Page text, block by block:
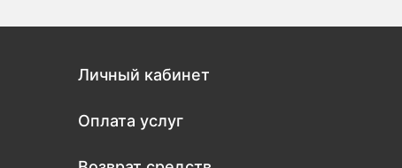
Личный кабинет
Оплата услуг